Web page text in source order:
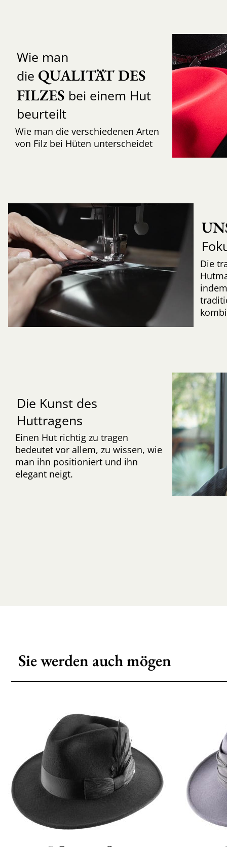
Wie man
die QUALITÄT DES
FILZES bei einem Hut
beurteilt
Wie man die verschiedenen Arten
von Filz bei Hüten unterscheidet
Die
Die Kunst des
Huttragens
Einen Hut richtig zu tragen
bedeutet vor allem, zu wissen, wie
man ihn positioniert und ihn
elegant neigt.
Sie werden auch mögen